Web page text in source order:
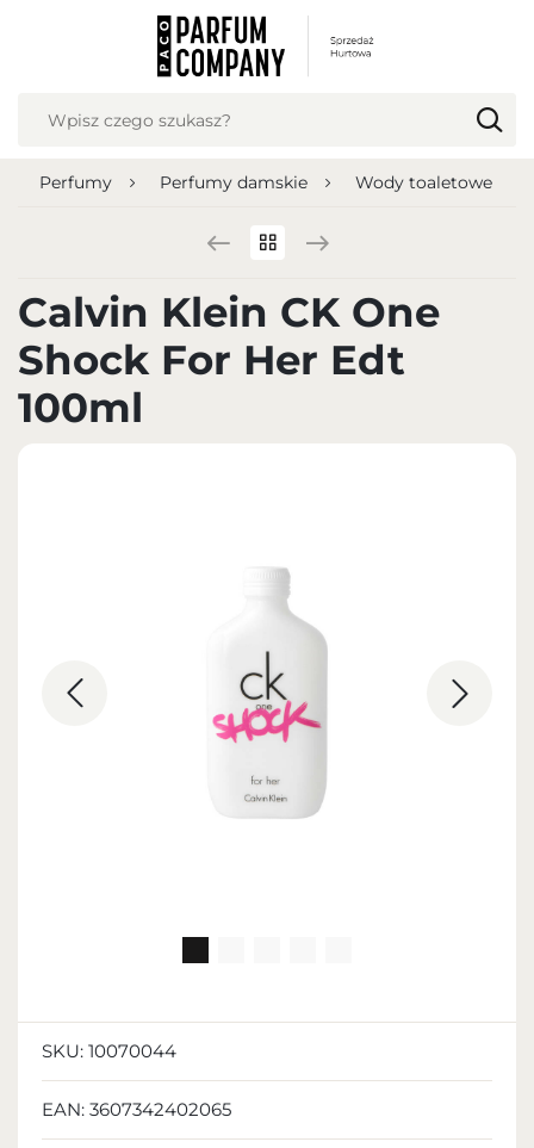
Perfumy Perfumy damskie Wody toaletowe
Calvin Klein CK One
Shock For Her Edt
100ml
SKU: 10070044
EAN: 3607342402065
USTAWIENIA REGIONALNE
Język
Polish zloty (PLN)
ZAPISZ